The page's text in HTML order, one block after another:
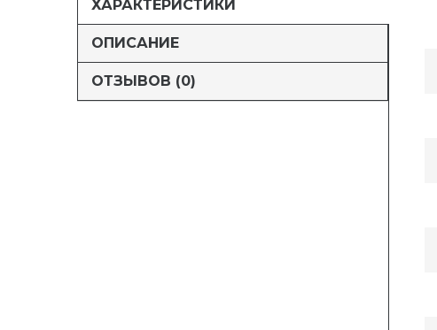
ХАРАКТЕРИСТИКИ
ОПИСАНИЕ
ОТЗЫВОВ (0)